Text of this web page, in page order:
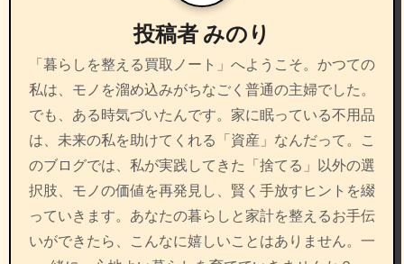
ン
投稿者みのり
「暮らしを整える買取ノート」へようこそ。かつての
私は、モノを溜め込みがちなごく普通の主婦でした。
でも、ある時気づいたんです。家に眠っている不用品
は、未来の私を助けてくれる「資産」なんだって。こ
のブログでは、私が実践してきた「捨てる」以外の選
択肢、モノの価値を再発見し、賢く手放すヒントを綴
っていきます。あなたの暮らしと家計を整えるお手伝
いができたら、こんなに嬉しいことはありません。一